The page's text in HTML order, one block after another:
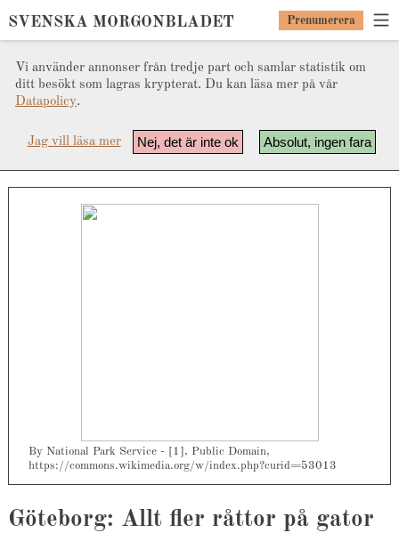
Vi använder annonser från tredje part och samlar statistik om
ditt besökt som lagras krypterat. Du kan läsa mer på vår
Datapolicy.
Absolut, ingen fara
Nej, det är inte ok
Jag vill läsa mer
SVENSKA MORGONBLADET Prenumerera
By National Park Service - [1], Public Domain,
https://commons.wikimedia.org/w/index.php?curid=53013
Göteborg: Allt fler råttor på gator